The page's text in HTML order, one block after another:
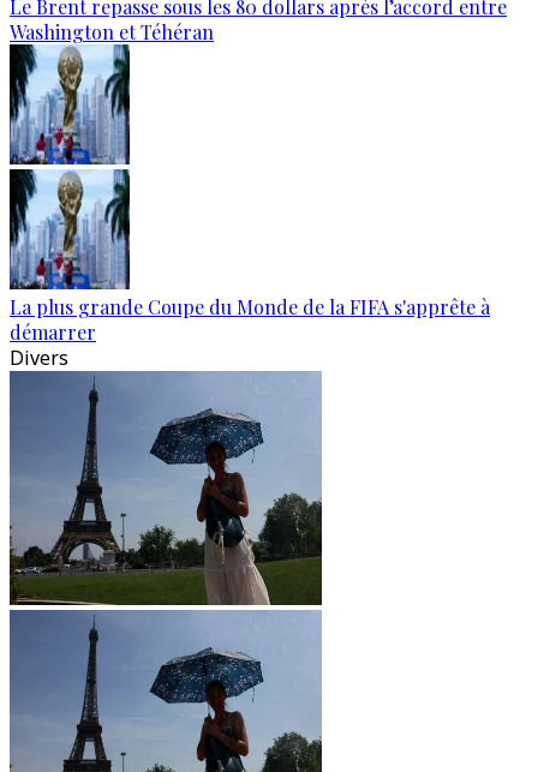
Le Brent repasse sous les 80 dollars après l’accord entre
Washington et Téhéran
La plus grande Coupe du Monde de la FIFA s'apprête à
démarrer
Divers